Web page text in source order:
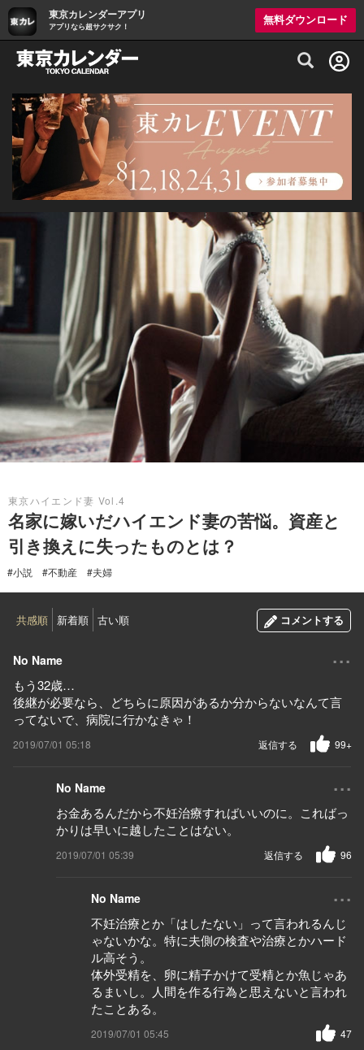
東京カレンダーアプリ
アプリなら超サクサク！
無料ダウンロード
グルメ情報・プレミアムレストラン予約
東京ハイエンド妻 Vol.4
名家に嫁いだハイエンド妻の苦悩。資産と
引き換えに失ったものとは？
#小説 #不動産 #夫婦
共感順 新着順 古い順 コメントする
No Name ...
もう32歳…
後継が必要なら、どちらに原因があるか分からないなんて言
ってないで、病院に行かなきゃ！
2019/07/01 05:18 99+
返信する
No Name ...
お金あるんだから不妊治療すればいいのに。こればっ
かりは早いに越したことはない。
2019/07/01 05:39 96
返信する
No Name ...
不妊治療とか「はしたない」って言われるんじ
ゃないかな。特に夫側の検査や治療とかハード
ル高そう。
体外受精を、卵に精子かけて受精とか魚じゃあ
るまいし。人間を作る行為と思えないと言われ
たことある。
2019/07/01 05:45 47